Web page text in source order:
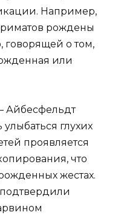
Например,
рождены
говорящей о том,
или
Айбесфельдт
улыбаться глухих
проявляется
что
жестах.